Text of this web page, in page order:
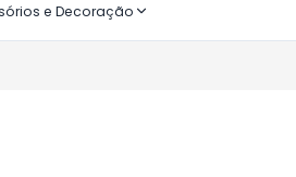
e Decoração